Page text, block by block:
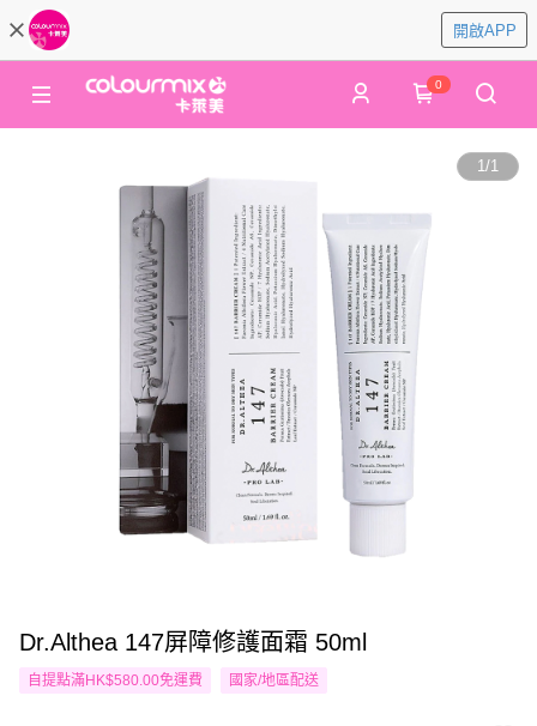
開啟APP
0
1/1
Dr.Althea 147屏障修護面霜 50ml
自提點滿HK$580.00免運費 國家/地區配送